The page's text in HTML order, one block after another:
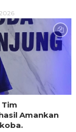
Amankan